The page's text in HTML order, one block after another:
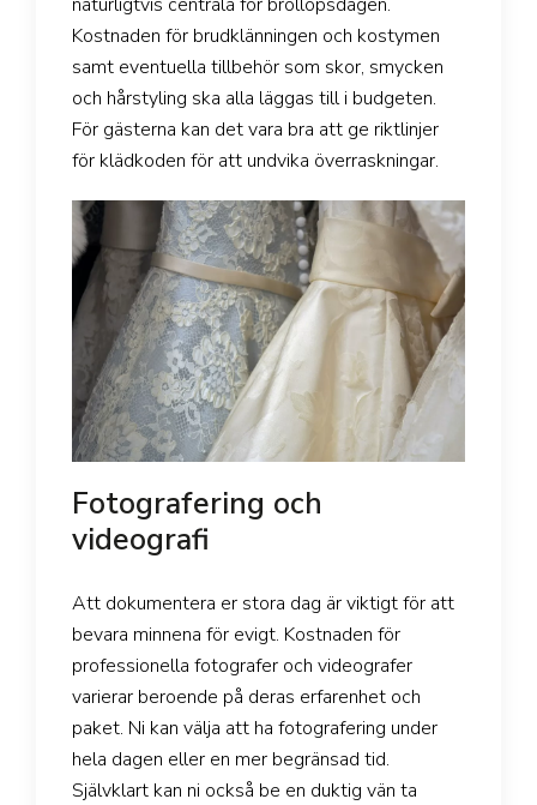
Kostnaden för brudklänningen och kostymen
samt eventuella tillbehör som skor, smycken
och hårstyling ska alla läggas till i budgeten.
För gästerna kan det vara bra att ge riktlinjer
för klädkoden för att undvika överraskningar.
Fotografering och
videografi
Att dokumentera er stora dag är viktigt för att
bevara minnena för evigt. Kostnaden för
professionella fotografer och videografer
varierar beroende på deras erfarenhet och
paket. Ni kan välja att ha fotografering under
hela dagen eller en mer begränsad tid.
Självklart kan ni också be en duktig vän ta